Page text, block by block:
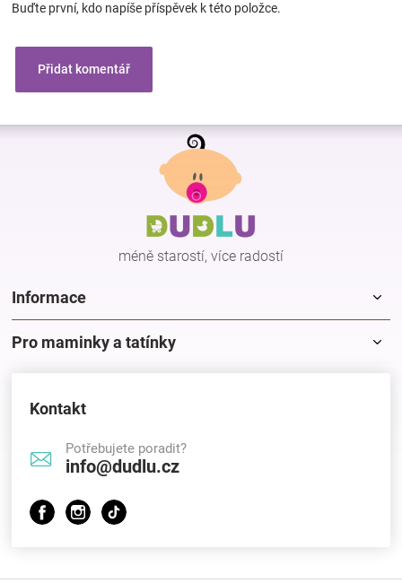
Buďte první, kdo napíše příspěvek k této položce.
Přidat komentář
Z
méně starostí, více radostí
Informace
Pro maminky a tatínky
Kontakt
Potřebujete poradit?
info@dudlu.cz